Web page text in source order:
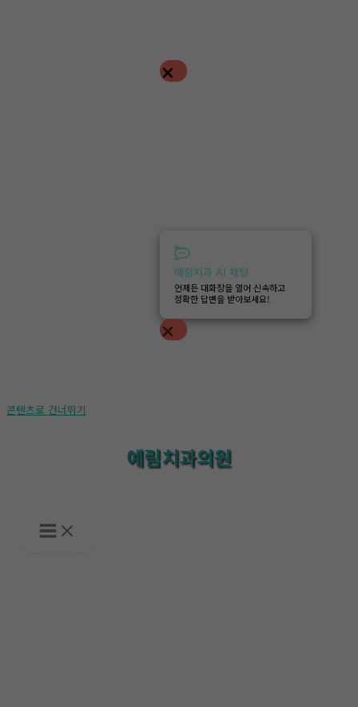
예림치과 AI 채팅
언제든 대화창을 열어 신속하고
정확한 답변을 받아보세요!
콘텐츠로 건너뛰기
예림치과의원